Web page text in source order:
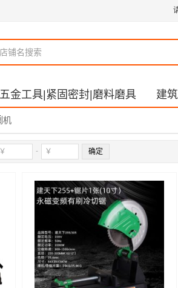
五金工具|紧固密封|磨料磨具 建
机
- 确定